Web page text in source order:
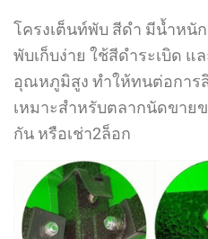
โครงเต็นท์พับ สีดำ มีน้ำหนั
พับเก็บง่าย ใช้สีดำระเบิด แ
อุณหภูมิสูง ทำให้ทนต่อการ
เหมาะสำหรับตลากนัดขาย
กัน หรือเช่า2ล็อก